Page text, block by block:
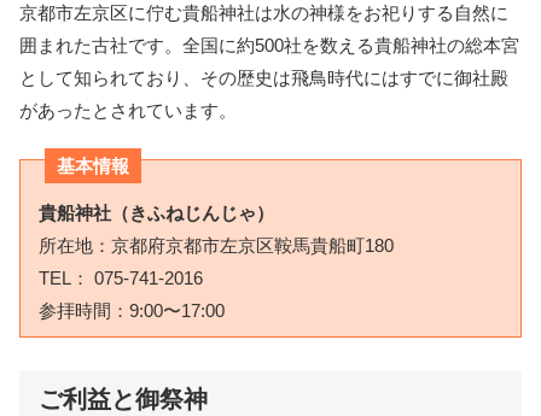
京都市左京区に佇む貴船神社は水の神様をお祀りする自然に
囲まれた古社です。全国に約500社を数える貴船神社の総本宮
として知られており、その歴史は飛鳥時代にはすでに御社殿
があったとされています。
基本情報
貴船神社（きふねじんじゃ）
所在地：京都府京都市左京区鞍馬貴船町180
TEL： 075-741-2016
参拝時間：9:00〜17:00
ご利益と御祭神